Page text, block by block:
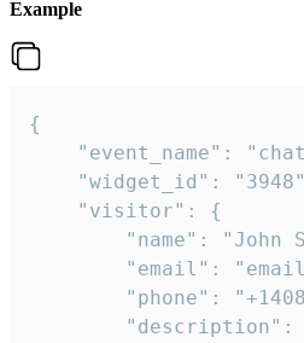
Example
{
"event_name":
"widget_id":
    "visitor": {
"name": "John
"email":
"phone":
"description":